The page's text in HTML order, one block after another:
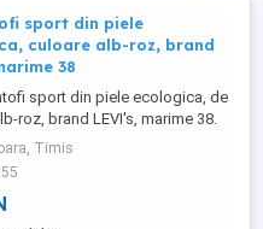
sport din piele
culoare alb-roz, brand
38
sport din piele ecologica, de
roz, brand LEVI's, marime 38.
dar in stare foarte buna, nu au
cum se vede in poze.
Timis